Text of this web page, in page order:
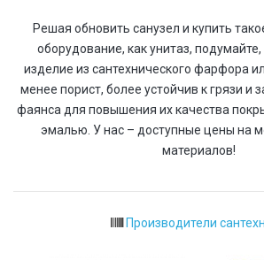
Решая обновить санузел и купить
оборудование, как унитаз,
изделие из сантехнического фарфора
менее порист, более устойчив к грязи и
фаянса для повышения их качества
эмалью. У нас – доступные цены на
материалов!
Производители